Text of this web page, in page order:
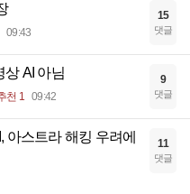
09:43
15
댓글
상 AI 아님
천 1 09:42
9
댓글
아스트라 해킹 우려에
11
댓글